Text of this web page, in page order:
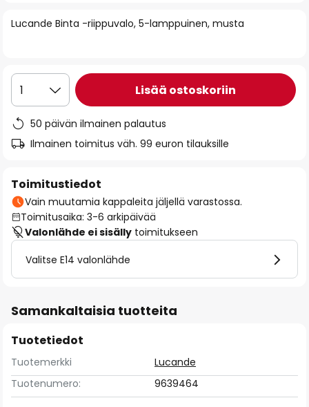
the
Lucande Binta -riippuvalo, 5-lamppuinen, musta
1 Lisää ostoskoriin
50 päivän ilmainen palautus
Ilmainen toimitus väh. 99 euron tilauksille
Toimitustiedot
Vain muutamia kappaleita jäljellä varastossa.
Toimitusaika: 3-6 arkipäivää
Valonlähde ei sisälly toimitukseen
Valitse E14 valonlähde
Samankaltaisia tuotteita
Tuotetiedot
Tuotemerkki
Lucande
Tuotenumero:
9639464